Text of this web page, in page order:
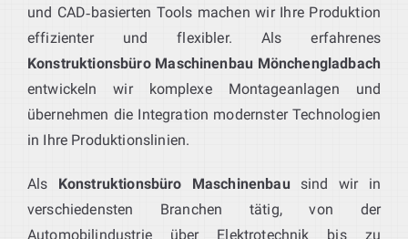
und CAD‑basierten Tools machen wir Ihre Produktion
effizienter und flexibler. Als erfahrenes
Konstruktionsbüro Maschinenbau Mönchengladbach
entwickeln wir komplexe Montageanlagen und
übernehmen die Integration modernster Technologien
in Ihre Produktionslinien.
Als Konstruktionsbüro Maschinenbau sind wir in
verschiedensten Branchen tätig, von der
Automobilindustrie über Elektrotechnik bis zu